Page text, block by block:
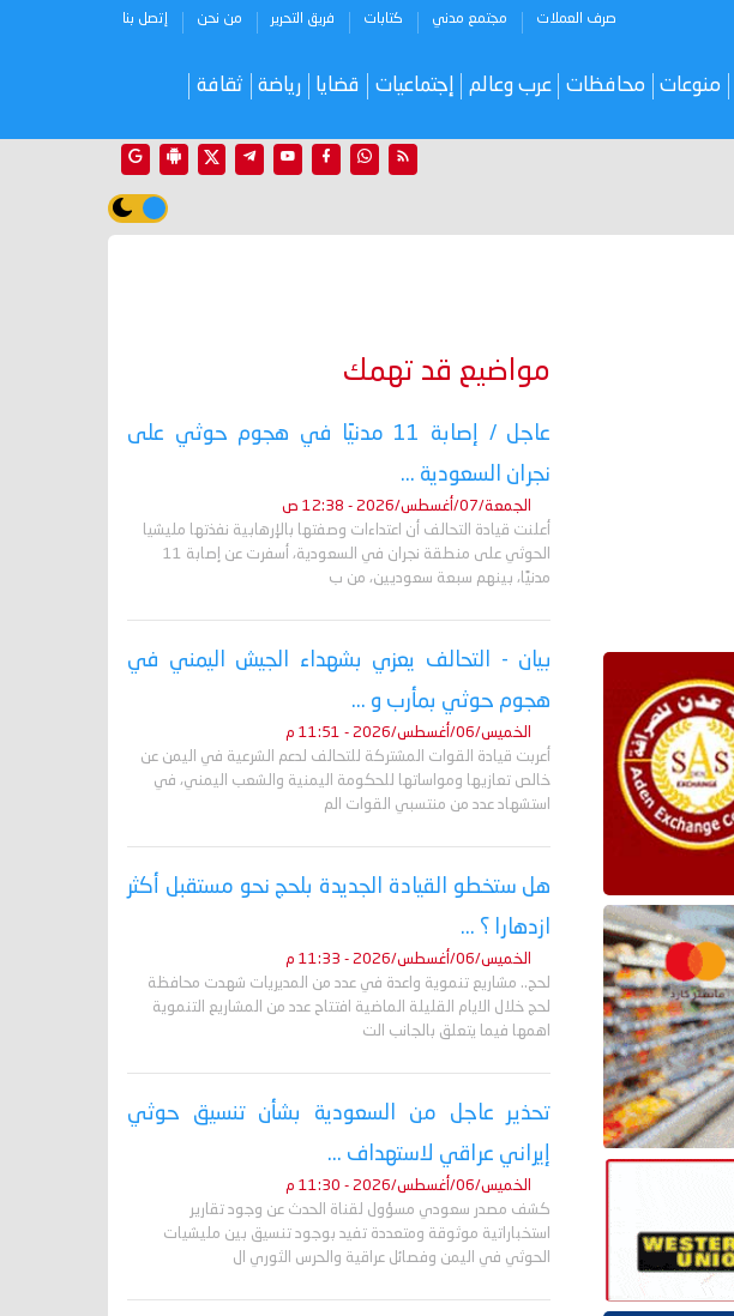
صرف العملات مجتمع مدني كتابات فريق التحرير من نحن إتصل بنا
منوعات محافظات عرب وعالم إجتماعيات قضايا رياضة ثقافة
مواضيع قد تهمك
عاجل / إصابة 11 مدنيًا في هجوم حوثي على
نجران السعودية ...
الجمعة/07/أغسطس/2026 - 12:38 ص
أعلنت قيادة التحالف أن اعتداءات وصفتها بالإرهابية نفذتها مليشيا
الحوثي على منطقة نجران في السعودية، أسفرت عن إصابة 11
مدنيًا، بينهم سبعة سعوديين، من ب
بيان - التحالف يعزي بشهداء الجيش اليمني في
هجوم حوثي بمأرب و ...
الخميس/06/أغسطس/2026 - 11:51 م
أعربت قيادة القوات المشتركة للتحالف لدعم الشرعية في اليمن عن
خالص تعازيها ومواساتها للحكومة اليمنية والشعب اليمني، في
استشهاد عدد من منتسبي القوات الم
هل ستخطو القيادة الجديدة بلحج نحو مستقبل أكثر
ازدهارا ؟ ...
الخميس/06/أغسطس/2026 - 11:33 م
لحج.. مشاريع تنموية واعدة في عدد من المديريات شهدت محافظة
لحج خلال الايام القليلة الماضية افتتاح عدد من المشاريع التنموية
اهمها فيما يتعلق بالجانب الت
تحذير عاجل من السعودية بشأن تنسيق حوثي
إيراني عراقي لاستهداف ...
الخميس/06/أغسطس/2026 - 11:30 م
كشف مصدر سعودي مسؤول لقناة الحدث عن وجود تقارير
استخباراتية موثوقة ومتعددة تفيد بوجود تنسيق بين مليشيات
الحوثي في اليمن وفصائل عراقية والحرس الثوري ال